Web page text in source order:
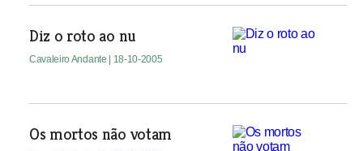
Diz o roto ao nu
Cavaleiro Andante | 18-10-2005
Os mortos não votam